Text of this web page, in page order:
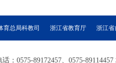
育总局科教司 浙江省教育厅 浙江省
话：0575-89172457、0575-